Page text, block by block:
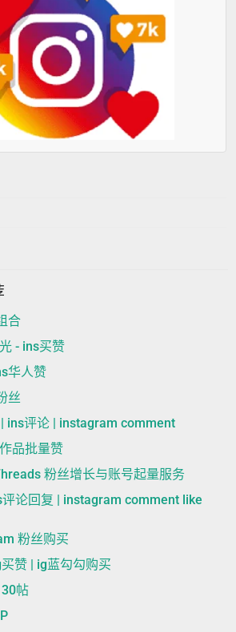
合
- ins买赞
华人赞
丝
ins评论 | instagram comment
品批量赞
粉丝增长与账号起量服务
论回复 | instagram comment like
粉丝购买
赞 | ig蓝勾勾购买
帖